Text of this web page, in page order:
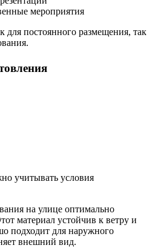
мероприятия
для постоянного размещения, так
учитывать условия
на улице оптимально
материал устойчив к ветру и
подходит для наружного
внешний вид.